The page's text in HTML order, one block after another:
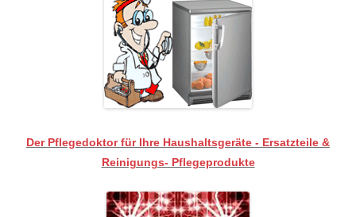
Der Pflegedoktor für Ihre Haushaltsgeräte - Ersatzteile &
Reinigungs- Pflegeprodukte